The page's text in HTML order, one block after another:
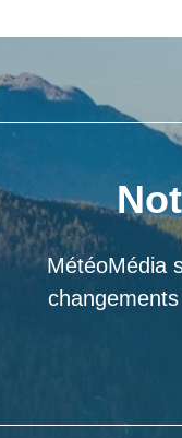
MétéoMédia